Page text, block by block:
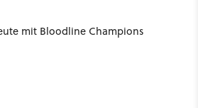
mit Bloodline Champions